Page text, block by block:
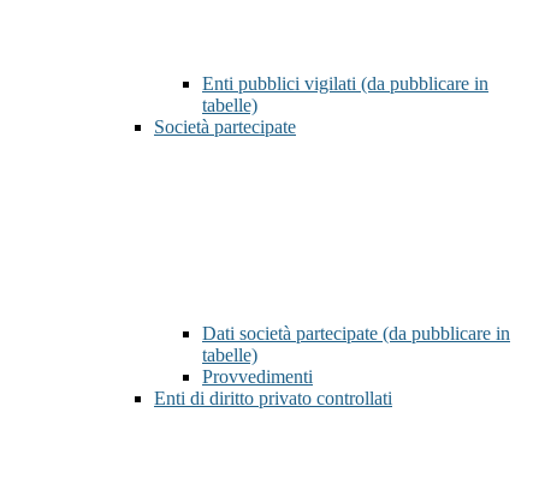
Enti pubblici vigilati (da pubblicare in
tabelle)
Società partecipate
Dati società partecipate (da pubblicare in
tabelle)
Provvedimenti
Enti di diritto privato controllati